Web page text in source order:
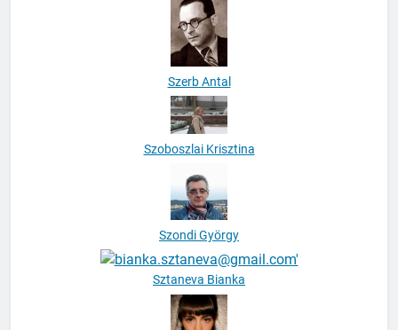
Szerb Antal
Szoboszlai Krisztina
Szondi György
Sztaneva Bianka
Kőszegi Zsófia